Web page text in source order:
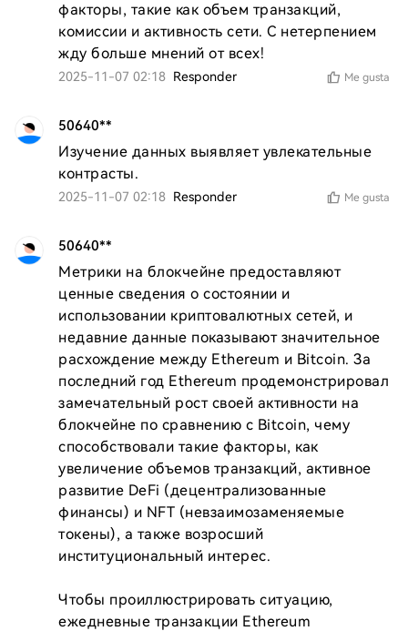
факторы, такие как объем транзакций,
комиссии и активность сети. С нетерпением
жду больше мнений от всех!
2025-11-07 02:18 Responder Me gusta
50640**
Изучение данных выявляет увлекательные
контрасты.
2025-11-07 02:18 Responder Me gusta
50640**
Метрики на блокчейне предоставляют
ценные сведения о состоянии и
использовании криптовалютных сетей, и
недавние данные показывают значительное
расхождение между Ethereum и Bitcoin. За
последний год Ethereum продемонстрировал
замечательный рост своей активности на
блокчейне по сравнению с Bitcoin, чему
способствовали такие факторы, как
увеличение объемов транзакций, активное
развитие DeFi (децентрализованные
финансы) и NFT (невзаимозаменяемые
токены), а также возросший
институциональный интерес.
Чтобы проиллюстрировать ситуацию,
ежедневные транзакции Ethereum